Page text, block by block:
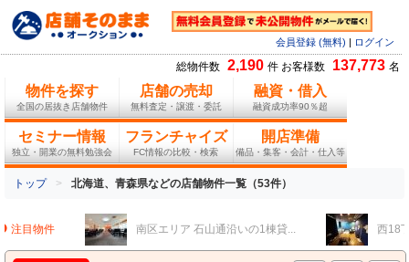
会員登録 (無料) ログイン
総物件数 2,190 件 お客様数 137,773 名
物件を探す
全国の居抜き店舗物件
店舗の売却
無料査定・譲渡・委託
融資・借入
融資成功率90％超
セミナー情報
独立・開業の無料勉強会
フランチャイズ
FC情報の比較・検索
開店準備
備品・集客・会計・仕入等
トップ 北海道、青森県などの店舗物件一覧（53件）
注目物件 南区エリア 石山通沿いの1棟貸... 西18丁